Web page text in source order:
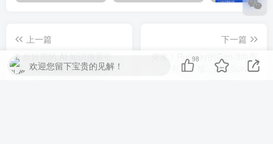
上一篇
5 款好用的 AI 知识搜索引
擎，揭开智能搜索新篇章丨
下一篇
突发！Runway的Gen-3向所
有人开放，媲美Sora！
欢迎您留下宝贵的见解！
98